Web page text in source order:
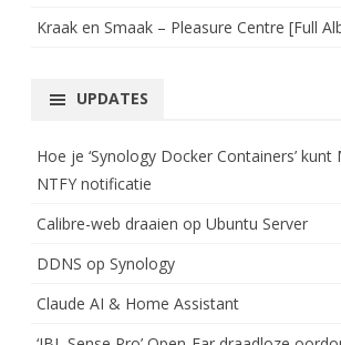
Kraak en Smaak – Pleasure Centre [Full
UPDATES
Hoe je ‘Synology Docker Containers’
NTFY notificatie
Calibre-web draaien op Ubuntu Server
DDNS op Synology
Claude AI & Home Assistant